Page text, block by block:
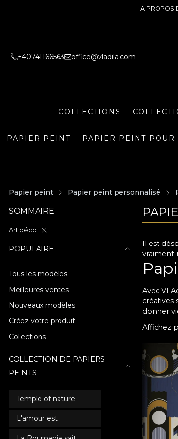
A PROPOS
+40741166563 office@vladila.com
COLLECTIONS
PAPIER PEINT PAPIER PEINT POUR
Papier peint Papier peint personnalisé
SOMMAIRE
Art déco
POPULAIRE
Tous les modèles
Meilleures ventes
Nouveaux modèles
Créez votre produit
Collections
COLLECTION DE PAPIERS
PEINTS
Temple of nature
L'amour est
Il est
vraiment
Avec
créatives
donner
le papier
résistent
Tous
soient
n'importe
Affichez